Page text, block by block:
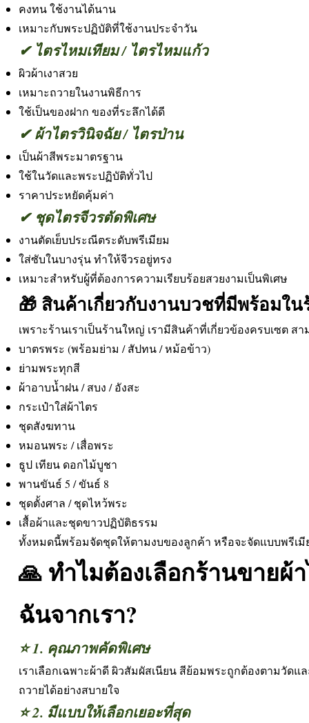
คงทน ใช้งานได้นาน
เหมาะกับพระปฏิบัติที่ใช้งานประจำวัน
✔ ไตรไหมเทียม / ไตรไหมแก้ว
ผิวผ้าเงาสวย
เหมาะถวายในงานพิธีการ
ใช้เป็นของฝาก ของที่ระลึกได้ดี
✔ ผ้าไตรวินิจฉัย / ไตรป่าน
เป็นผ้าสีพระมาตรฐาน
ใช้ในวัดและพระปฏิบัติทั่วไป
ราคาประหยัดคุ้มค่า
✔ ชุดไตรจีวรตัดพิเศษ
งานตัดเย็บประณีตระดับพรีเมียม
ใส่ซับในบางรุ่น ทำให้จีวรอยู่ทรง
เหมาะสำหรับผู้ที่ต้องการความเรียบร้อยสวยงามเป็นพิเศษ
🎁 สินค้าเกี่ยวกับงานบวชที่มีพร้อมใน
เพราะร้านเราเป็นร้านใหญ่ เรามีสินค้าที่เกี่ยวข้องครบเซต ส
บาตรพระ (พร้อมย่าม / สัปทน / หม้อข้าว)
ย่ามพระทุกสี
ผ้าอาบน้ำฝน / สบง / อังสะ
กระเป๋าใส่ผ้าไตร
ชุดสังฆทาน
หมอนพระ / เสื่อพระ
ธูป เทียน ดอกไม้บูชา
พานขันธ์ 5 / ขันธ์ 8
ชุดตั้งศาล / ชุดไหว้พระ
เสื้อผ้าและชุดขาวปฏิบัติธรรม
ทั้งหมดนี้พร้อมจัดชุดให้ตามงบของลูกค้า หรือจะจัดแบบพรีเ
🙏 ทำไมต้องเลือกร้านขายผ้
ฉันจากเรา?
⭐ 1. คุณภาพคัดพิเศษ
เราเลือกเฉพาะผ้าดี ผิวสัมผัสเนียน สีย้อมพระถูกต้องตามวัด
ถวายได้อย่างสบายใจ
⭐ 2. มีแบบให้เลือกเยอะที่สุด